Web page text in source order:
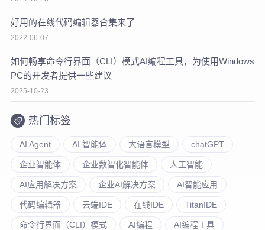
好用的在线代码编辑器合集来了
2022-06-07
如何畅享命令行界面（CLI）模式AI编程工具，为使用Windows
PC的开发者提供一些建议
2025-10-23
热门标签
AI Agent AI 智能体 大语言模型 chatGPT
企业智能体 企业数智化智能体 人工智能
AI应用解决方案 企业AI解决方案 AI智能应用
代码编辑器 云端IDE 在线IDE TitanIDE
命令行界面（CLI）模式 AI编程 AI编程工具